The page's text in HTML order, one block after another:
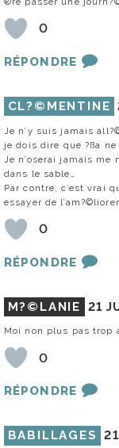
0
RÉPONDRE
CL?©MENTINE
Je n’y suis jamais
je dois dire que ?ßa ne
Je n’oserai jamais
dans le sable…
Par contre, c’est vrai
essayer de
0
RÉPONDRE
M?©LANIE 21
Moi non plus pas trop
0
RÉPONDRE
BABILLAGES